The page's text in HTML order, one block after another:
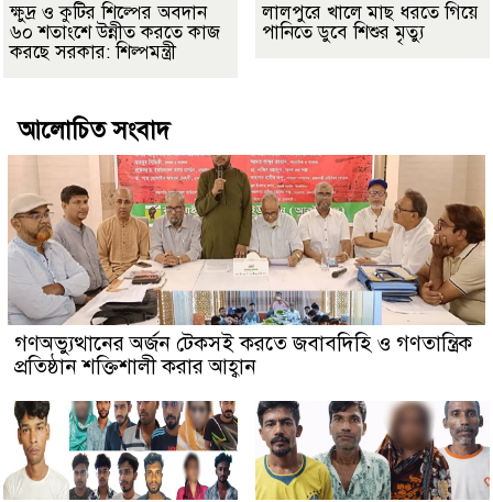
ক্ষুদ্র ও কুটির শিল্পের অবদান
৬০ শতাংশে উন্নীত করতে কাজ
করছে সরকার: শিল্পমন্ত্রী
লালপুরে খালে মাছ ধরতে গিয়ে
পানিতে ডুবে শিশুর মৃত্যু
আলোচিত সংবাদ
গণঅভ্যুত্থানের অর্জন টেকসই করতে জবাবদিহি ও গণতান্ত্রিক
প্রতিষ্ঠান শক্তিশালী করার আহ্বান